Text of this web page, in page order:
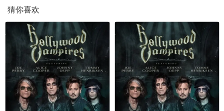
猜你喜欢